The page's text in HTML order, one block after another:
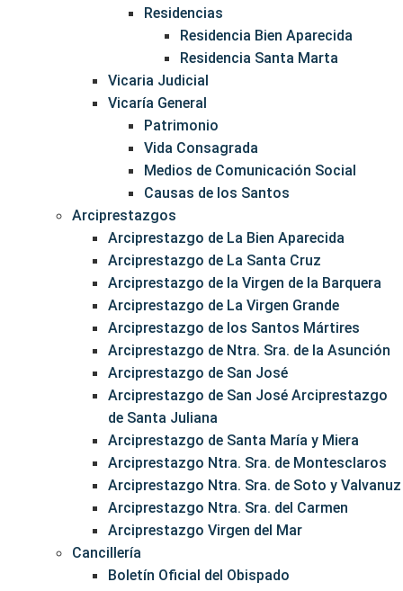
Residencias
Residencia Bien Aparecida
Residencia Santa Marta
Vicaria Judicial
Vicaría General
Patrimonio
Vida Consagrada
Medios de Comunicación Social
Causas de los Santos
Arciprestazgos
Arciprestazgo de La Bien Aparecida
Arciprestazgo de La Santa Cruz
Arciprestazgo de la Virgen de la Barquera
Arciprestazgo de La Virgen Grande
Arciprestazgo de los Santos Mártires
Arciprestazgo de Ntra. Sra. de la Asunción
Arciprestazgo de San José
Arciprestazgo de San José Arciprestazgo
de Santa Juliana
Arciprestazgo de Santa María y Miera
Arciprestazgo Ntra. Sra. de Montesclaros
Arciprestazgo Ntra. Sra. de Soto y Valvanuz
Arciprestazgo Ntra. Sra. del Carmen
Arciprestazgo Virgen del Mar
Cancillería
Boletín Oficial del Obispado